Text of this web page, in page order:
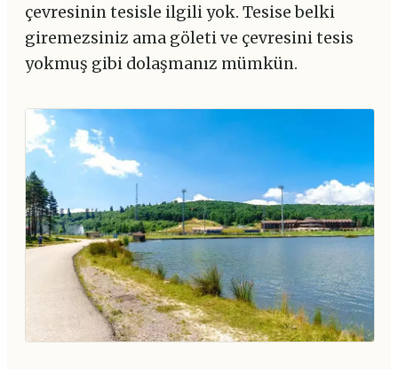
çevresinin tesisle ilgili yok. Tesise belki
giremezsiniz ama göleti ve çevresini tesis
yokmuş gibi dolaşmanız mümkün.